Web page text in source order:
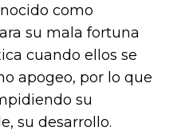
como
su mala fortuna
cuando ellos se
apogeo, por lo que
su
su desarrollo.